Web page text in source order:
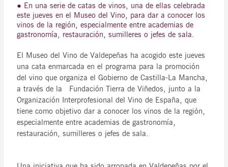
● En una serie de catas de vinos, una de ellas celebrada
este jueves en el Museo del Vino, para dar a conocer los
vinos de la región, especialmente entre academias de
gastronomía, restauración, sumilleres o jefes de sala.
El Museo del Vino de Valdepeñas ha acogido este jueves
una cata enmarcada en el programa para la promoción
del vino que organiza el Gobierno de Castilla-La Mancha,
a través de la Fundación Tierra de Viñedos, junto a la
Organización Interprofesional del Vino de España, que
tiene como objetivo dar a conocer los vinos de la región,
especialmente entre academias de gastronomía,
restauración, sumilleres o jefes de sala.